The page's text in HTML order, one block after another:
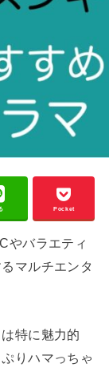
Pocket
やバラエティ
マルチエンタ
特に魅力的
りハマっちゃ